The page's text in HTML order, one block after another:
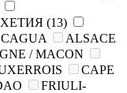
(13)
ALSACE
/ MACON
CAPE
FRIULI-